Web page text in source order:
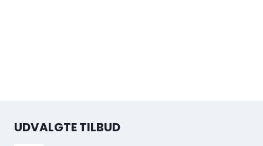
UDVALGTE TILBUD